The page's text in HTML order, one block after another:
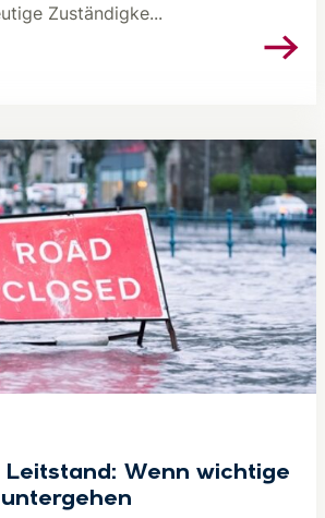
Zuständigke...
Wenn wichtige